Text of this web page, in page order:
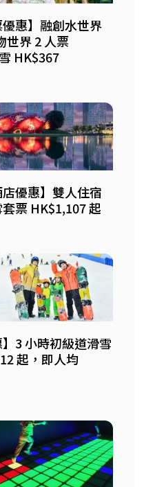
優惠】融創水世界
世界 2 人票
HK$367
店優惠】雙人住宿
票 HK$1,107 起
】3 小時初級道滑雪
起，即人均